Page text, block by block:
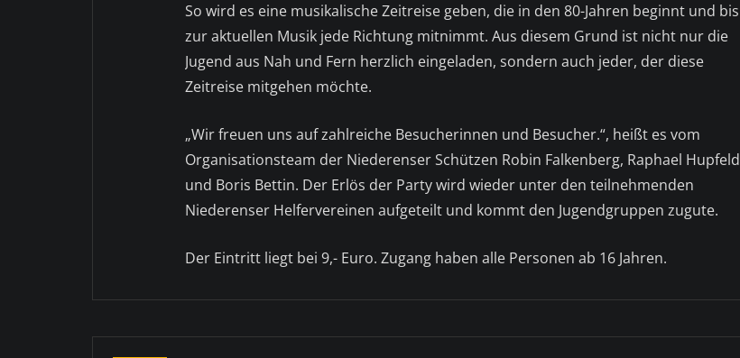
So wird es eine musikalische Zeitreise geben, die in den 80-Jahren beginnt und bis
zur aktuellen Musik jede Richtung mitnimmt. Aus diesem Grund ist nicht nur die
Jugend aus Nah und Fern herzlich eingeladen, sondern auch jeder, der diese
Zeitreise mitgehen möchte.
„Wir freuen uns auf zahlreiche Besucherinnen und Besucher.“, heißt es vom
Organisationsteam der Niederenser Schützen Robin Falkenberg, Raphael Hupfeld
und Boris Bettin. Der Erlös der Party wird wieder unter den teilnehmenden
Niederenser Helfervereinen aufgeteilt und kommt den Jugendgruppen zugute.
Der Eintritt liegt bei 9,- Euro. Zugang haben alle Personen ab 16 Jahren.